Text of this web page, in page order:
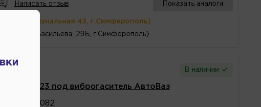
Написать отзыв Показать аналоги
(ул.Коммунальная 43, г.Симферополь)
Генерала Васильева, 29Б, г.Симферополь)
В наличии
2123 под виброгаситель АвтоВаз